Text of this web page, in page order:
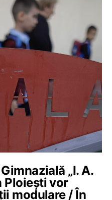
„I. A.
Ploieşti vor
modulare / În